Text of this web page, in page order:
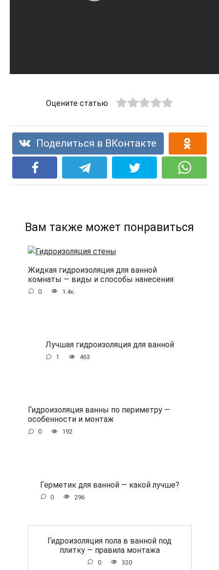
Оцените статью
Поделиться в ВКонтакте
Вам также может понравиться
Жидкая гидроизоляция для ванной
комнаты — виды и способы нанесения
0 1.4к.
Лучшая гидроизоляция для ванной
1 463
Гидроизоляция ванны по периметру —
особенности и монтаж
0 192
Герметик для ванной — какой лучше?
0 296
Гидроизоляция пола в ванной под
плитку — правила монтажа
0 320